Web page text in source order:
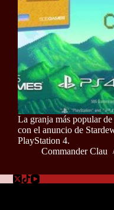
La granja más popular
con el anuncio de
PlayStation 4.
Commander Clau